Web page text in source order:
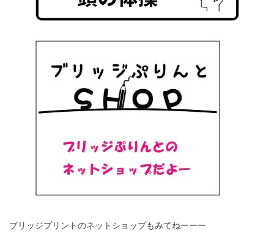
ブリッジプリントのネットショップもみてねーーー